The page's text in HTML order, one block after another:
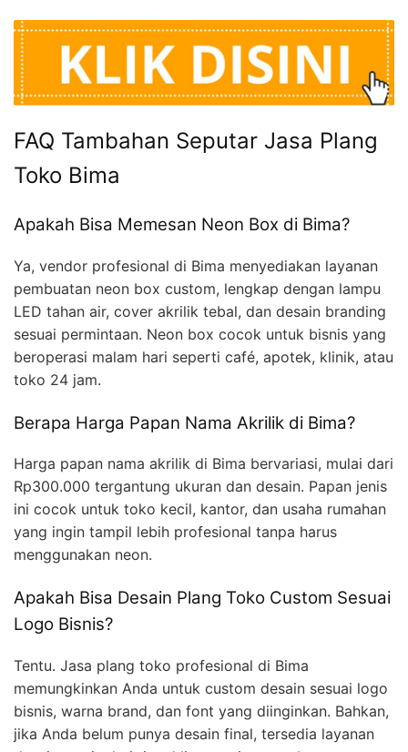
FAQ Tambahan Seputar Jasa Plang
Toko Bima
Apakah Bisa Memesan Neon Box di Bima?
Ya, vendor profesional di Bima menyediakan layanan
pembuatan neon box custom, lengkap dengan lampu
LED tahan air, cover akrilik tebal, dan desain branding
sesuai permintaan. Neon box cocok untuk bisnis yang
beroperasi malam hari seperti café, apotek, klinik, atau
toko 24 jam.
Berapa Harga Papan Nama Akrilik di Bima?
Harga papan nama akrilik di Bima bervariasi, mulai dari
Rp300.000 tergantung ukuran dan desain. Papan jenis
ini cocok untuk toko kecil, kantor, dan usaha rumahan
yang ingin tampil lebih profesional tanpa harus
menggunakan neon.
Apakah Bisa Desain Plang Toko Custom Sesuai
Logo Bisnis?
Tentu. Jasa plang toko profesional di Bima
memungkinkan Anda untuk custom desain sesuai logo
bisnis, warna brand, dan font yang diinginkan. Bahkan,
jika Anda belum punya desain final, tersedia layanan